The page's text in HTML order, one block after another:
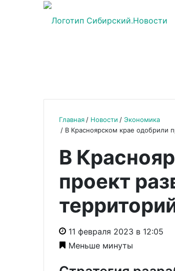
Главная Новости
Экономика
В Красноярском крае одобрили
В
проект
11 февраля 2023 в 12:05
Меньше минуты